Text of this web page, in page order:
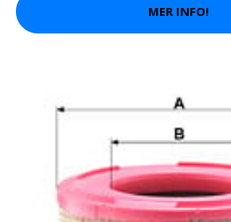
MER INFO!